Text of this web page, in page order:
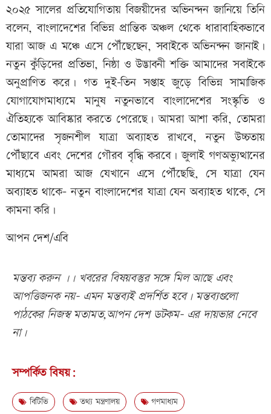
২০২৫ সালের প্রতিযোগিতায় বিজয়ীদের অভিনন্দন জানিয়ে তিনি
বলেন, বাংলাদেশের বিভিন্ন প্রান্তিক অঞ্চল থেকে ধারাবাহিকভাবে
যারা আজ এ মঞ্চে এসে পৌঁছেছেন, সবাইকে অভিনন্দন জানাই।
নতুন কুঁড়িদের প্রতিভা, নিষ্ঠা ও উদ্ভাবনী শক্তি আমাদের সবাইকে
অনুপ্রাণিত করে। গত দুই-তিন সপ্তাহ জুড়ে বিভিন্ন সামাজিক
যোগাযোগমাধ্যমে মানুষ নতুনভাবে বাংলাদেশের সংস্কৃতি ও
ঐতিহ্যকে আবিষ্কার করতে পেরেছে। আমরা আশা করি, তোমরা
তোমাদের সৃজনশীল যাত্রা অব্যাহত রাখবে, নতুন উচ্চতায়
পৌঁছাবে এবং দেশের গৌরব বৃদ্ধি করবে। জুলাই গণঅভ্যুত্থানের
মাধ্যমে আমরা আজ যেখানে এসে পৌঁছেছি, সে যাত্রা যেন
অব্যাহত থাকে- নতুন বাংলাদেশের যাত্রা যেন অব্যাহত থাকে, সে
কামনা করি।
আপন দেশ/এবি
মন্তব্য করুন ।। খবরের বিষয়বস্তুর সঙ্গে মিল আছে এবং
আপত্তিজনক নয়- এমন মন্তব্যই প্রদর্শিত হবে। মন্তব্যগুলো
পাঠকের নিজস্ব মতামত,আপন দেশ ডটকম- এর দায়ভার নেবে
না।
সম্পর্কিত বিষয়:
বিটিভি তথ্য মন্ত্রণালয় গণমাধ্যম